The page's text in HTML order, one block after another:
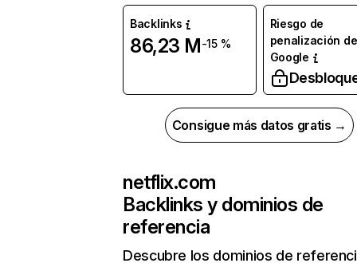
Backlinks
86,23 M-15 %
Riesgo de
penalización de
Google
Consigue más datos gratis →
netflix.com
Backlinks y dominios de
referencia
Descubre los dominios de